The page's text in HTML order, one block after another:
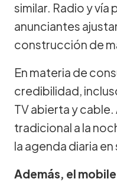
similar. Radio y
anunciantes
construcción de
En materia de
credibilidad,
TV abierta y
tradicional a la
la agenda diaria
Además, el